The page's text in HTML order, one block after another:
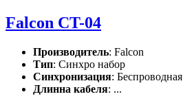
Falcon CT-04
Производитель: Falcon
Тип: Синхро набор
Синхронизация: Беспроводная
Длинна кабеля: ...